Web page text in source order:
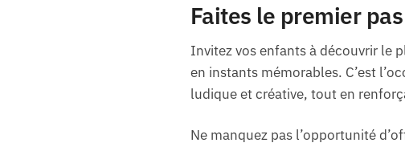
Faites le premier
Invitez vos enfants à découvrir le
en instants mémorables. C’est
ludique et créative, tout en
Ne manquez pas l’opportunité